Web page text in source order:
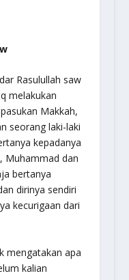
Rasulullah saw
melakukan
Makkah,
seorang laki-laki
kepadanya
Muhammad dan
bertanya
dirinya sendiri
kecurigaan dari
mengatakan apa
kalian